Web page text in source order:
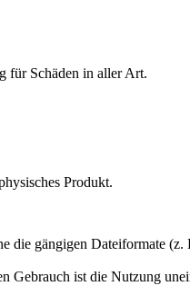
für Schäden in aller Art.
Produkt.
die gängigen Dateiformate
Gebrauch ist die Nutzung